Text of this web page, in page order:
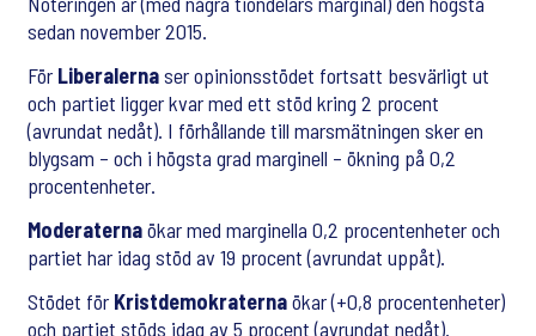
sedan november 2015.
För Liberalernaser opinionsstödet fortsatt besvärligt ut
och partiet ligger kvar med ett stöd kring 2 procent
(avrundat nedåt). I förhållande till marsmätningen sker en
blygsam – och i högsta grad marginell – ökning på 0,2
procentenheter.
Moderaternaökar med marginella 0,2 procentenheter och
partiet har idag stöd av 19 procent (avrundat uppåt).
Stödet för Kristdemokraternaökar (+0,8 procentenheter)
och partiet stöds idag av 5 procent (avrundat nedåt).